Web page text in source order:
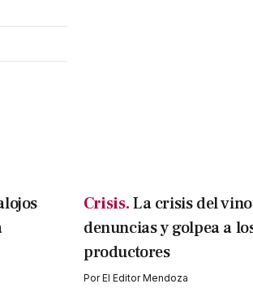
Crisis.La crisis del
denuncias y golpea a
productores
PorEl Editor Mendoza